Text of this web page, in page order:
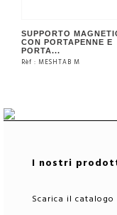
SUPPORTO
CON PORTAPENNE E
PORTA...
Rèf : MESHTAB M
I nostri
Scarica il catalogo